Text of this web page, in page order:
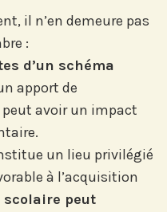
il n’en demeure pas
:
d’un schéma
apport de
avoir un impact
un lieu privilégié
à l’acquisition
scolaire peut